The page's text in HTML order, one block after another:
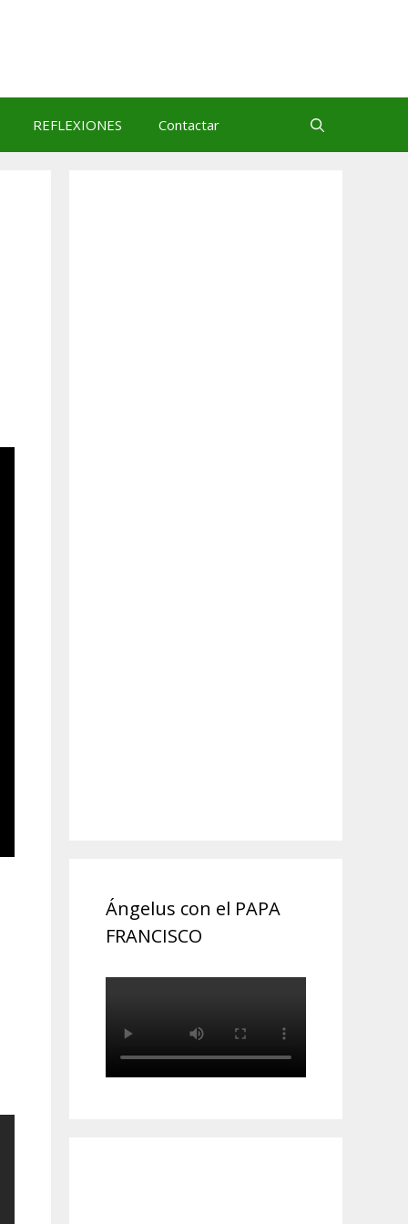
REFLEXIONES Contactar
Ángelus con el PAPA
FRANCISCO